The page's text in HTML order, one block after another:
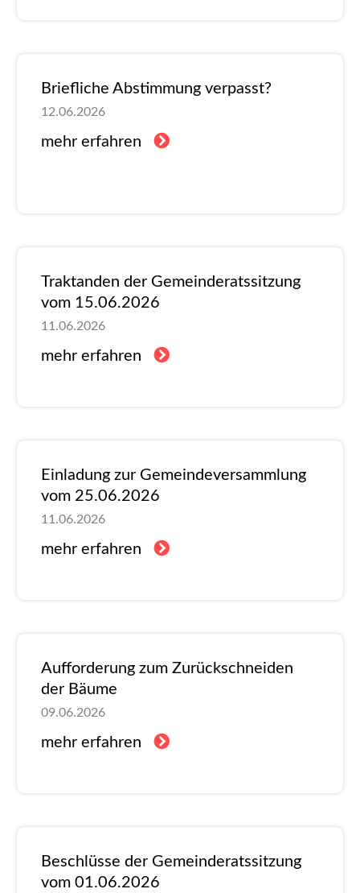
Briefliche Abstimmung verpasst?
12.06.2026
mehr erfahren
Traktanden der Gemeinderatssitzung
vom 15.06.2026
11.06.2026
mehr erfahren
Einladung zur Gemeindeversammlung
vom 25.06.2026
11.06.2026
mehr erfahren
Aufforderung zum Zurückschneiden
der Bäume
09.06.2026
mehr erfahren
Beschlüsse der Gemeinderatssitzung
vom 01.06.2026